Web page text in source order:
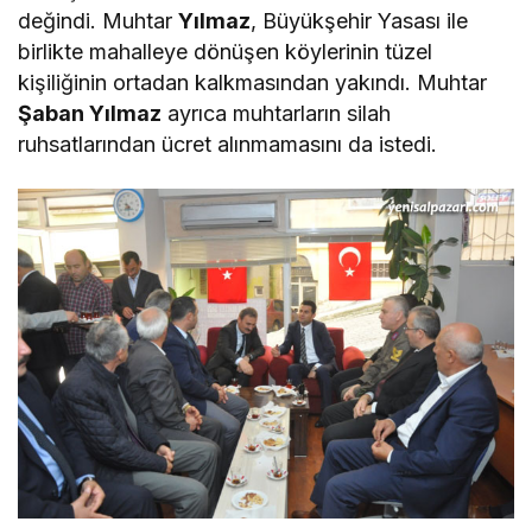
değindi. MuhtarYılmaz, Büyükşehir Yasası ile
birlikte mahalleye dönüşen köylerinin tüzel
kişiliğinin ortadan kalkmasından yakındı. Muhtar
Şaban Yılmaz ayrıca muhtarların silah
ruhsatlarından ücret alınmamasını da istedi.